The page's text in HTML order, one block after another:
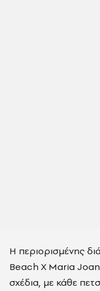
Η περιορισμένης
Beach X Maria
σχέδια, με κάθε